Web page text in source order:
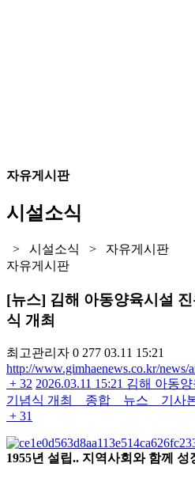
자유게시판
시설소식
> 시설소식 > 자유게시판
자유게시판
[뉴스] 김해 아동양육시설
식 개최
최고관리자 0 277 03.11 15:21
http://www.gimhaenews.co.kr/news/
+ 32 2026.03.11 15:21 김해 아동
기념식 개최 _ 종합 _ 뉴스 _ 기사
+ 31
1955년 설립.. 지역사회와 함께 성